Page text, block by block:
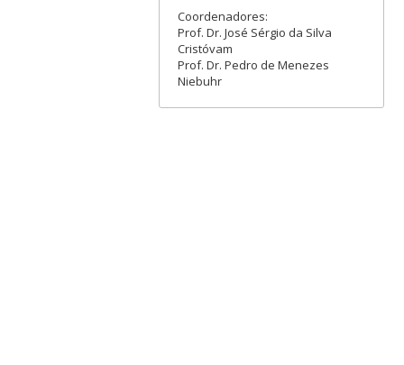
Coordenadores:
Prof. Dr. José Sérgio da Silva
Cristóvam
Prof. Dr. Pedro de Menezes
Niebuhr